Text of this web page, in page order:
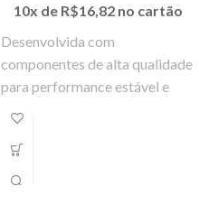
10x de R$16,82 no cartão
Desenvolvida com
componentes de alta qualidade
para performance estável e
confiável.